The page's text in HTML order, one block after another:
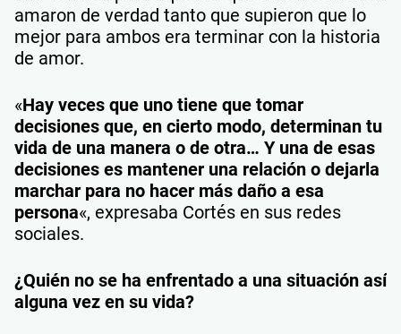
amaron de verdad tanto que supieron que lo
mejor para ambos era terminar con la historia
de amor.
«Hay veces que uno tiene que tomar
decisiones que, en cierto modo, determinan tu
vida de una manera o de otra… Y una de esas
decisiones es mantener una relación o dejarla
marchar para no hacer más daño a esa
persona«, expresaba Cortés en sus redes
sociales.
¿Quién no se ha enfrentado a una situación así
alguna vez en su vida?